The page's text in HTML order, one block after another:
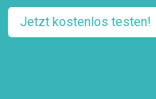
Jetzt kostenlos testen!